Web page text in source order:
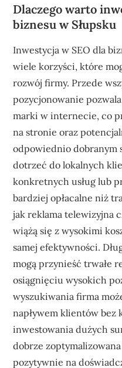
Dlaczego warto
biznesu w Słupsku
Inwestycja w SEO dla
wiele korzyści, które
rozwój firmy. Przede
pozycjonowanie
marki w internecie, co
na stronie oraz
odpowiednio dobranym
dotrzeć do lokalnych
konkretnych usług lub
bardziej opłacalne niż
jak reklama telewizyjna
wiążą się z wysokimi
samej efektywności.
mogą przynieść trwałe
osiągnięciu wysokich
wyszukiwania firma
napływem klientów bez
inwestowania dużych
dobrze
pozytywnie na